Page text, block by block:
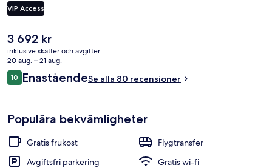
Oia. Andra resenärer talar mycket väl om den hjälpsamma
personalen.
VIP Access
Det
nuvarande
priset
är
3 692 kr
3 692 kr
inklusive skatter och avgifter
20 aug. – 21 aug.
Recensioner
1010 av 10,
EnaståendeSe alla 80 recensioner
Populära bekvämligheter
Gratis frukost
Flygtransfer
Avgiftsfri parkering
Gratis wi-fi